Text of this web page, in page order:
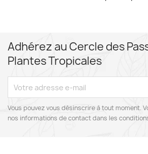
Adhérez au Cercle des
Plantes Tropicales
Vous pouvez vous désinscrire à tout moment.
nos informations de contact dans les